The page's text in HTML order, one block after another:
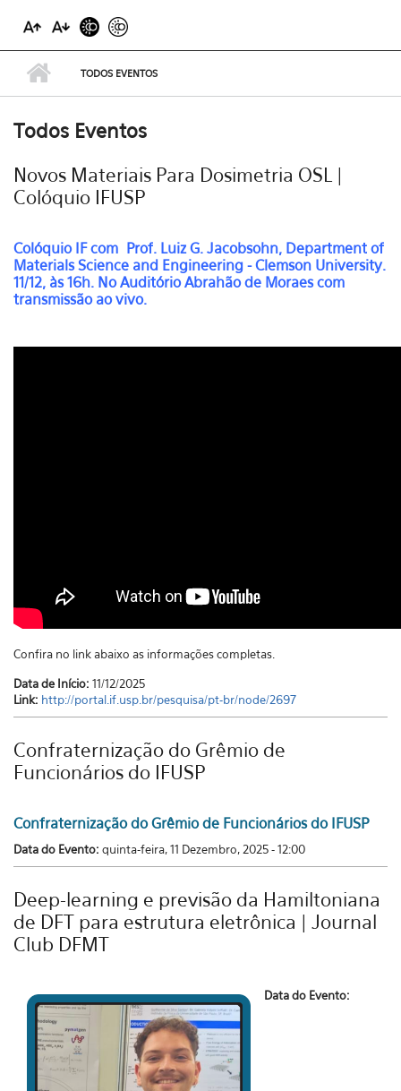
TODOS EVENTOS
Todos Eventos
Novos Materiais Para Dosimetria OSL |
Colóquio IFUSP
Colóquio IF com Prof. Luiz G. Jacobsohn, Department of
Materials Science and Engineering - Clemson University.
11/12, às 16h. No Auditório Abrahão de Moraes com
transmissão ao vivo.
Confira no link abaixo as informações completas.
Data de Início: 11/12/2025
Link: http://portal.if.usp.br/pesquisa/pt-br/node/2697
Confraternização do Grêmio de
Funcionários do IFUSP
Confraternização do Grêmio de Funcionários do IFUSP
Data do Evento: quinta-feira, 11 Dezembro, 2025 - 12:00
Deep-learning e previsão da Hamiltoniana
de DFT para estrutura eletrônica | Journal
Club DFMT
Data do Evento: